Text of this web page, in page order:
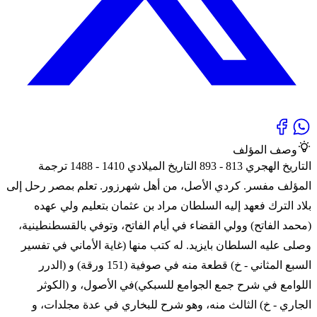
وصف المؤلف
التاريخ الهجري 813 - 893 التاريخ الميلادي 1410 - 1488 ترجمة
المؤلف مفسر. كردي الأصل، من أهل شهرزور. تعلم بمصر رحل إلى
بلاد الترك فعهد إليه السلطان مراد بن عثمان بتعليم ولي عهده
(محمد الفاتح) وولي القضاء في أيام الفاتح، وتوفي بالقسطنطينية،
وصلى عليه السلطان بايزيد. له كتب منها (غاية الأماني في تفسير
السبع المثاني - خ) قطعة منه في صوفية (151 ورقة) و (الدرر
اللوامع في شرح جمع الجوامع للسبكي)في الأصول، و (الكوثر
الجاري - خ) الثالث منه، وهو شرح للبخاري في عدة مجلدات، و